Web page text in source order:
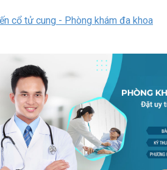
cổ tử cung - Phòng khám đa khoa